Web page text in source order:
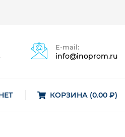
E-mail:
info@inoprom.ru
КОРЗИНА (0.00 ₽)